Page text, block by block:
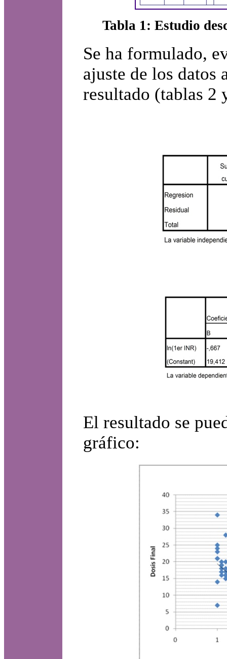
Tabla 1: Estudio
Se ha formulado,
ajuste de los datos
resultado (tablas 2
El resultado se
gráfico: